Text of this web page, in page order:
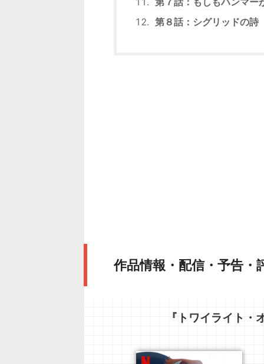
第８話：シグリッドの詩
作品情報・配信・予告・
『トワイライト